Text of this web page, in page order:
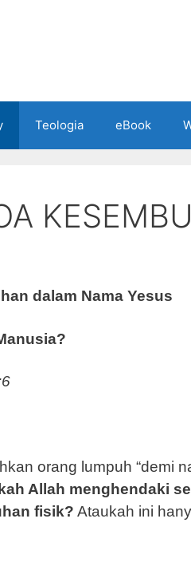
Teologia eBook
dalam Nama Yesus
orang lumpuh “demi
Allah menghendaki
fisik? Ataukah ini